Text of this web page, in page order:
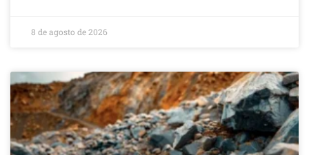
8 de agosto de 2026